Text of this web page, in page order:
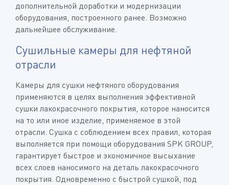
дополнительной доработки и модернизации
оборудования, построенного ранее. Возможно
дальнейшее обслуживание.
Сушильные камеры для нефтяной
отрасли
Камеры для сушки нефтяного оборудования
применяются в целях выполнения эффективной
сушки лакокрасочного покрытия, которое наносится
на то или иное изделие, применяемое в этой
отрасли. Сушка с соблюдением всех правил, которая
выполняется при помощи оборудования SPK GROUP,
гарантирует быстрое и экономичное высыхание
всех слоев наносимого на деталь лакокрасочного
покрытия. Одновременно с быстрой сушкой, под